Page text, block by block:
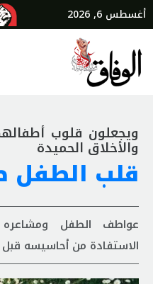
أغسطس 6, 2026
ويجعلون قلوب
والأخلاق الحميدة
قلب الطفل
عواطف الطفل
الاستفادة من أحاسيسه قبل